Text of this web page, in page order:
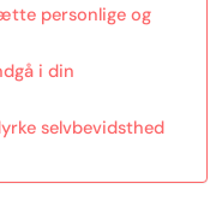
personlige og
i din
selvbevidsthed